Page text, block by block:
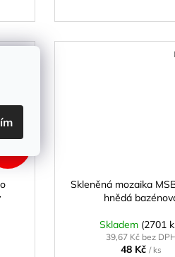
KČ
Skleněná mozaika
hnědá
Skladem (2701
39,67 Kč bez DPH
48 Kč / ks